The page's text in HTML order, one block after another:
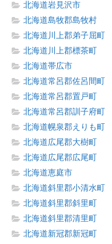
北海道岩見沢市
北海道島牧郡島牧村
北海道川上郡弟子屈町
北海道川上郡標茶町
北海道帯広市
北海道常呂郡佐呂間町
北海道常呂郡置戸町
北海道常呂郡訓子府町
北海道幌泉郡えりも町
北海道広尾郡大樹町
北海道広尾郡広尾町
北海道恵庭市
北海道斜里郡小清水町
北海道斜里郡斜里町
北海道斜里郡清里町
北海道新冠郡新冠町